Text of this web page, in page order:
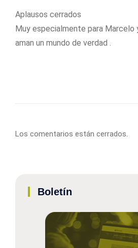
Aplausos cerrados
Muy especialmente para Marcelo
aman un mundo de verdad .
Los comentarios están cerrados.
Boletín